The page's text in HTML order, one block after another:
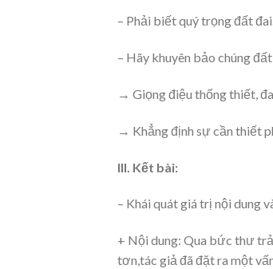
– Phải biết quý trọng đất
– Hãy khuyên bảo chúng
→ Giọng điệu thống thiết,
→ Khẳng định sự cần thiết
III. Kết bài:
– Khái quát giá trị nội dung
+ Nội dung: Qua bức thư
tơn,tác giả đã đặt ra một